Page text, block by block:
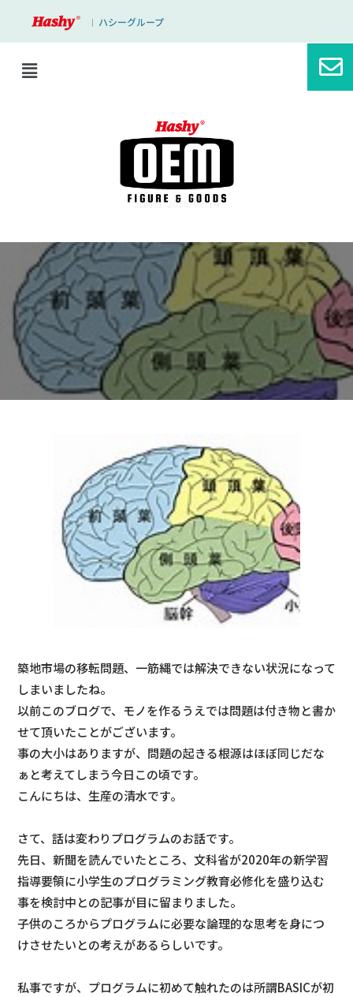
｜ ハシーグループ
ブログ
論理的な脳になりたい
公開日: 2016/09/14
築地市場の移転問題、一筋縄では解決できない状況になって
しまいましたね。
以前このブログで、モノを作るうえでは問題は付き物と書か
せて頂いたことがございます。
事の大小はありますが、問題の起きる根源はほぼ同じだな
ぁと考えてしまう今日この頃です。
こんにちは、生産の清水です。
さて、話は変わりプログラムのお話です。
先日、新聞を読んでいたところ、文科省が2020年の新学習
指導要領に小学生のプログラミング教育必修化を盛り込む
事を検討中との記事が目に留まりました。
子供のころからプログラムに必要な論理的な思考を身につ
けさせたいとの考えがあるらしいです。
私事ですが、プログラムに初めて触れたのは所謂BASICが初